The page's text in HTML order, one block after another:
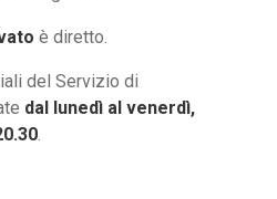
è diretto.
del Servizio di
dal lunedì al venerdì,
.